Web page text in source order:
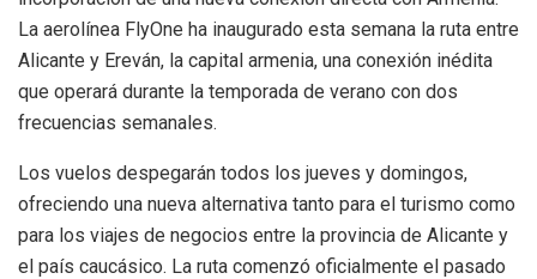
La aerolínea FlyOne ha inaugurado esta semana la ruta entre
Alicante y Ereván, la capital armenia, una conexión inédita
que operará durante la temporada de verano con dos
frecuencias semanales.
Los vuelos despegarán todos los jueves y domingos,
ofreciendo una nueva alternativa tanto para el turismo como
para los viajes de negocios entre la provincia de Alicante y
el país caucásico. La ruta comenzó oficialmente el pasado